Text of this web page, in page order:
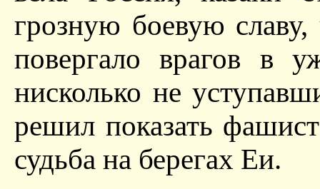
грозную боевую
повергало врагов в
нисколько не
решил показать
судьба на берегах Еи.